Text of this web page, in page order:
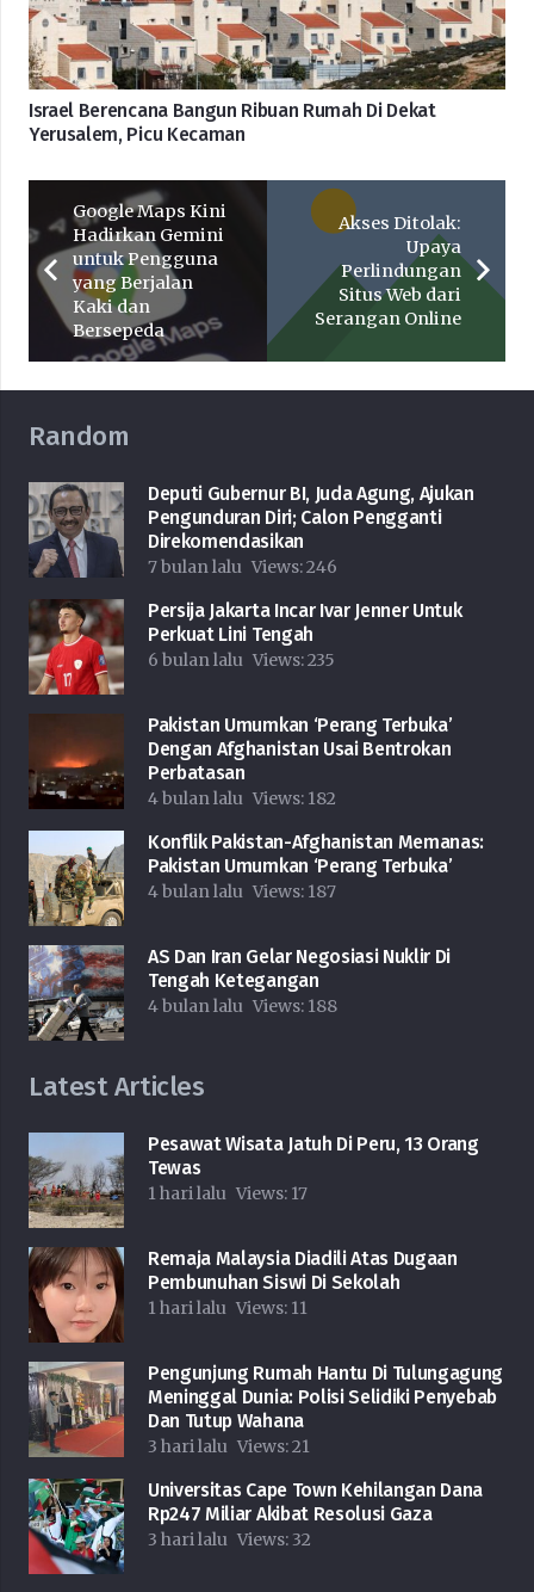
Israel Berencana Bangun Ribuan Rumah Di Dekat
Yerusalem, Picu Kecaman
Google Maps Kini
Hadirkan Gemini
untuk Pengguna
yang Berjalan
Kaki dan
Bersepeda
Akses Ditolak:
Upaya
Perlindungan
Situs Web dari
Serangan Online
Random
Deputi Gubernur BI, Juda Agung, Ajukan
Pengunduran Diri; Calon Pengganti
Direkomendasikan
7 bulan lalu Views:246
Persija Jakarta Incar Ivar Jenner Untuk
Perkuat Lini Tengah
6 bulan lalu Views:235
Pakistan Umumkan ‘Perang Terbuka’
Dengan Afghanistan Usai Bentrokan
Perbatasan
4 bulan lalu Views: 182
Konflik Pakistan-Afghanistan Memanas:
Pakistan Umumkan ‘Perang Terbuka’
4 bulan lalu Views: 187
AS Dan Iran Gelar Negosiasi Nuklir Di
Tengah Ketegangan
4 bulan lalu Views: 188
Latest Articles
Pesawat Wisata Jatuh Di Peru, 13 Orang
Tewas
1 hari lalu Views: 17
Remaja Malaysia Diadili Atas Dugaan
Pembunuhan Siswi Di Sekolah
1 hari lalu Views: 11
Pengunjung Rumah Hantu Di Tulungagung
Meninggal Dunia: Polisi Selidiki Penyebab
Dan Tutup Wahana
3 hari lalu Views:21
Universitas Cape Town Kehilangan Dana
Rp247 Miliar Akibat Resolusi Gaza
3 hari lalu Views: 32